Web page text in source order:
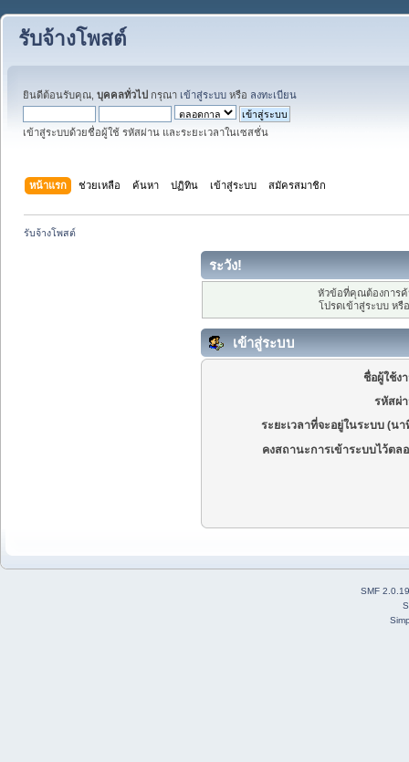
รับจ้างโพสต์
ยินดีต้อนรับคุณ, บุคคลทั่วไป กรุณา เข้าสู่ระบบ หรือ ลงทะเบียน
เข้าสู่ระบบด้วยชื่อผู้ใช้ รหัสผ่าน และระยะเวลาในเซสชั่น
หน้าแรก ช่วยเหลือ ค้นหา ปฏิทิน เข้าสู่ระบบ สมัครสมาชิก
รับจ้างโพสต์
ระวัง!
หัวข้อที่คุณต้องการ
โปรดเข้าสู่ระบบ หรื
เข้าสู่ระบบ
ชื่อผู้ใช้ง
รหัสผ่
ระยะเวลาที่จะอยู่ในระบบ (นา
คงสถานะการเข้าระบบไว้ตล
SMF 2.0.19